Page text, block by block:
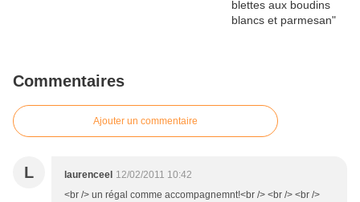
Commentaires
Ajouter un commentaire
L laurenceel 12/02/2011 10:42
<br /> un régal comme accompagnemnt!<br /> <br /> <br />